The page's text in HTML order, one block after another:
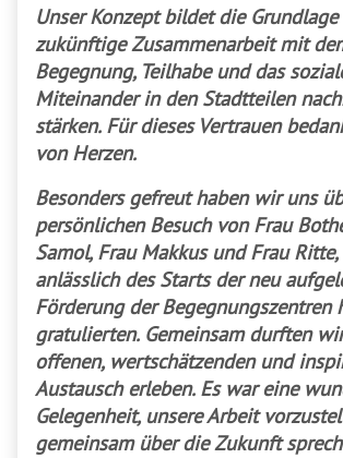
Unser Konzept bildet die
zukünftige Zusammenarbeit mit
Begegnung, Teilhabe und das
Miteinander in den Stadtteilen
stärken. Für dieses Vertrauen
von Herzen.
Besonders gefreut haben wir uns
persönlichen Besuch von Frau
Samol, Frau Makkus und Frau
anlässlich des Starts der neu
Förderung der Begegnungszentren
gratulierten. Gemeinsam durften
offenen, wertschätzenden und
Austausch erleben. Es war eine
Gelegenheit, unsere Arbeit
gemeinsam über die Zukunft